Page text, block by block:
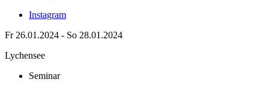
Instagram
Fr 26.01.2024 - So 28.01.2024
Lychensee
Seminar